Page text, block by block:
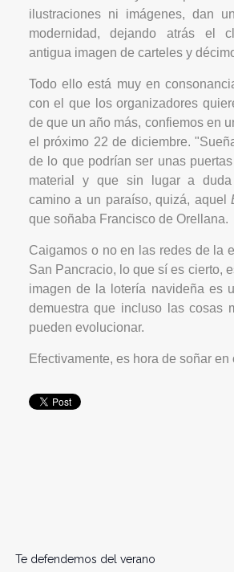
ilustraciones ni imágenes, dan
modernidad, dejando atrás el
antigua imagen de carteles y
Todo ello está muy en
con el que los organizadores
de que un año más, confiemos en
el próximo 22 de diciembre.
de lo que podrían ser unas
material y que sin lugar a
camino a un paraíso, quizá, aquel
que soñaba Francisco de Orellana.
Caigamos o no en las redes de la
San Pancracio, lo que sí es cierto,
imagen de la lotería navideña es
demuestra que incluso las cosas
pueden evolucionar.
Efectivamente, es hora de soñar en
Te defendemos del verano